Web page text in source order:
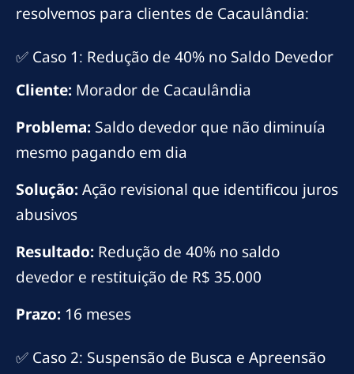
resolvemos para clientes de Cacaulândia:
✅ Caso 1: Redução de 40% no Saldo Devedor
Cliente: Morador de Cacaulândia
Problema: Saldo devedor que não diminuía
mesmo pagando em dia
Solução:Ação revisional que identificou juros
abusivos
Resultado: Redução de 40% no saldo
devedor e restituição de R$ 35.000
Prazo: 16 meses
✅ Caso 2: Suspensão de Busca e Apreensão